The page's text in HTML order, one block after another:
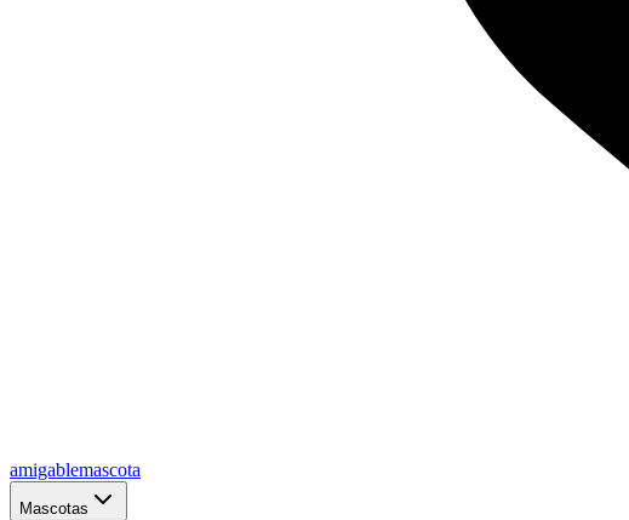
amigablemascota
Mascotas